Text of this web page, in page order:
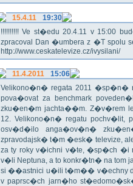
15.4.11
19:30
!!!!!!!!!! Ve st�edu 20.4.11 v 15:00
zpracoval Dan �umbera z �T spolu
http://www.ceskatelevize.cz/ivysilani/
11.4.2011
15:06
Velikono�n� regata 2011 �sp�n�
pova�ovat za benchmark
zku�en�m jachta��m. Z�v�rem
12. Velikono�n� regatu
osv�d�ilo anga�ov�n�
zpravodajsk� t�m �esk� televize,
za ty roky v�ichni v�te, �sp�ch
v�li Neptuna, a to konkr�tn� na tom
si ��astnici u�ili t�m�� v�echny
v paprsc�ch jarn�ho